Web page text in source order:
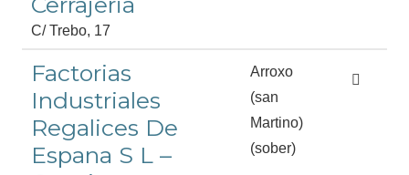
C/ Trebo, 17
Factorias
Industriales
Regalices De
Espana S L –
Arroxo
(san
Martino)
(sober)